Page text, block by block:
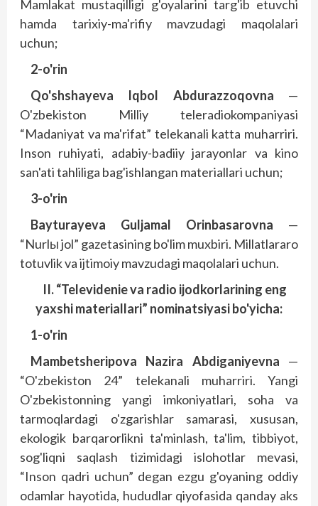
Mamlakat mustaqilligi g'oya­larini targ'ib etuvchi
hamda tarixiy-ma'rifiy mavzudagi maqolalari
uchun;
2-o'rin
Qo'shshayeva Iqbol Abdurazzoqovna —
O'zbekiston Milliy teleradiokompaniyasi
“Madaniyat va ma'rifat” telekanali katta muharriri.
Inson ruhiyati, adabiy-badiiy jarayonlar va kino
san'ati tahliliga bag'ishlangan materiallari uchun;
3-o'rin
Bayturayeva Guljamal Orinbasarovna —
“Nurlы jol” gazetasining bo'lim muxbiri. Millatlararo
totuvlik va ijtimoiy mavzudagi maqolalari uchun.
II. “Televidenie va radio ijodkorlarining eng
yaxshi materiallari” nominatsiyasi bo'yicha:
1-o'rin
Mambetsheripova Nazira Abdiganiyevna —
“O'zbekiston 24” telekanali muharriri. Yangi
O'zbekistonning yangi imkoniyatlari, soha va
tarmoqlardagi o'zgarishlar samarasi, xususan,
ekologik barqarorlikni ta'minlash, ta'lim, tibbiyot,
sog'liqni saqlash tizimidagi islohotlar mevasi,
“Inson qadri uchun” degan ezgu g'oyaning oddiy
odamlar hayotida, hududlar qiyofasida qanday aks